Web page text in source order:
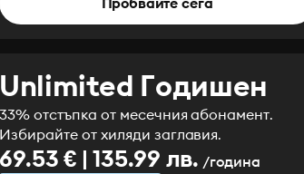
Unlimited Годишен
33% отстъпка от месечния абонамент.
Избирайте от хиляди заглавия.
69.53 € | 135.99 лв. /година